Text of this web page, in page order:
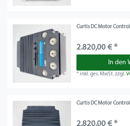
Curtis DC Motor
2.820,00 € *
In den
*inkl. ges. MwSt.zzgl.
Curtis DC Motor
2.820,00 € *